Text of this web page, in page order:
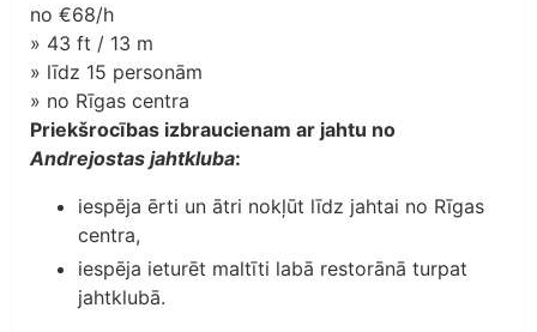
no €68/h
» 43 ft / 13 m
» līdz 15 personām
» no Rīgas centra
Priekšrocības izbraucienam ar jahtu no
Andrejostas jahtkluba:
iespēja ērti un ātri nokļūt līdz jahtai no Rīgas
centra,
iespēja ieturēt maltīti labā restorānā turpat
jahtklubā.